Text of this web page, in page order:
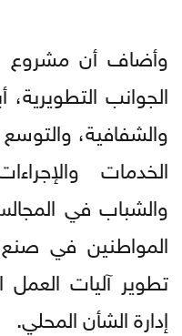
وأضاف أن مشروع
الجوانب التطويرية،
والشفافية،
الخدمات
والشباب في
المواطنين في
تطوير آليات
إدارة الشأن المحلي.